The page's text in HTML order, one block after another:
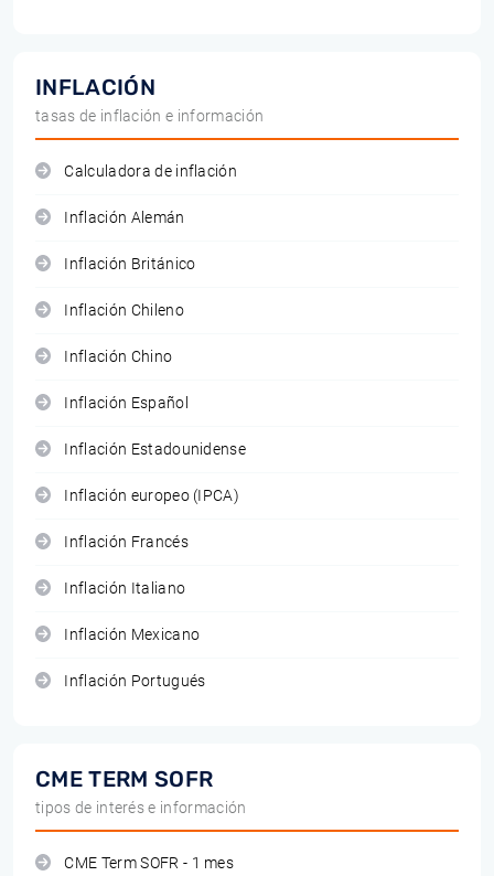
INFLACIÓN
tasas de inflación e información
Calculadora de inflación
Inflación Alemán
Inflación Británico
Inflación Chileno
Inflación Chino
Inflación Español
Inflación Estadounidense
Inflación europeo (IPCA)
Inflación Francés
Inflación Italiano
Inflación Mexicano
Inflación Portugués
CME TERM SOFR
tipos de interés e información
CME Term SOFR - 1 mes